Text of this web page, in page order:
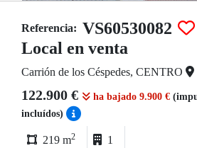
Referencia: VS60530082
Local en venta
Carrión de los Céspedes, CENTRO
122.900 € ha bajado 9.900 €
incluídos)
219 m2 1